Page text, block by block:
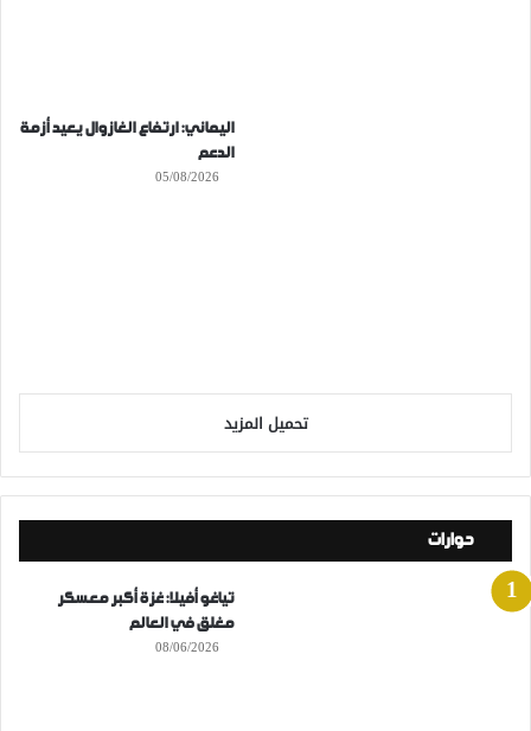
اليماني: ارتفاع الغازوال يعيد أزمة
الدعم
05/08/2026
تحميل المزيد
حوارات
تياغو أفيلا: غزة أكبر معسكر
مغلق في العالم
08/06/2026